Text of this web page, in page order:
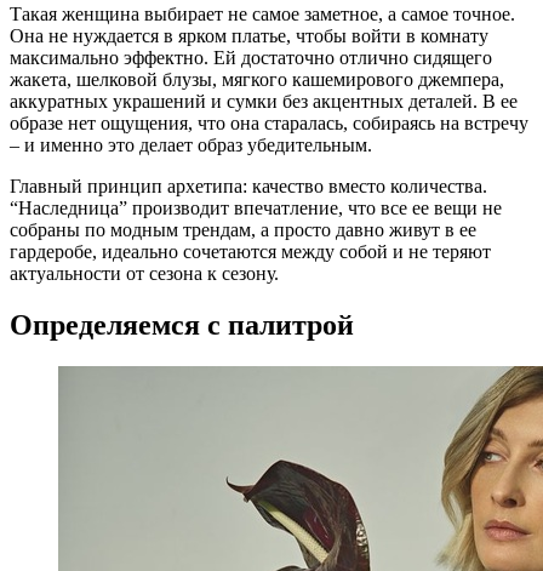
Такая женщина выбирает не самое заметное, а самое точное.
Она не нуждается в ярком платье, чтобы войти в комнату
максимально эффектно. Ей достаточно отлично сидящего
жакета, шелковой блузы, мягкого кашемирового джемпера,
аккуратных украшений и сумки без акцентных деталей. В ее
образе нет ощущения, что она старалась, собираясь на встречу
– и именно это делает образ убедительным.
Главный принцип архетипа: качество вместо количества.
“Наследница” производит впечатление, что все ее вещи не
собраны по модным трендам, а просто давно живут в ее
гардеробе, идеально сочетаются между собой и не теряют
актуальности от сезона к сезону.
Определяемся с палитрой